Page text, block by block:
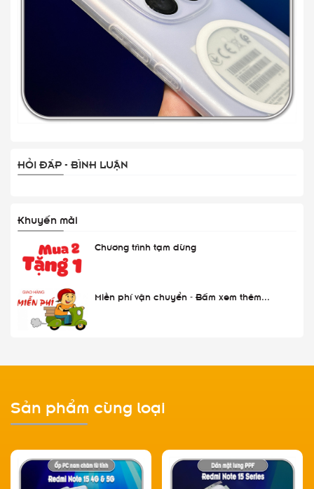
HỎI ĐÁP - BÌNH LUẬN
Khuyến mãi
Chương trình tạm dừng
Miễn phí vận chuyển - Bấm xem thêm...
Sản phẩm cùng loại